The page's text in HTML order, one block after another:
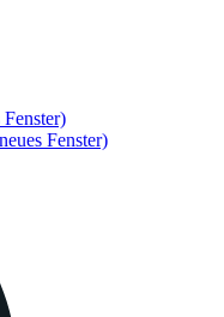
Fenster)